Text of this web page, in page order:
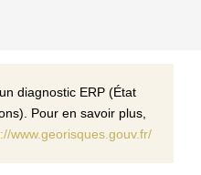
diagnostic ERP (État
Pour en savoir plus,
www.georisques.gouv.fr/